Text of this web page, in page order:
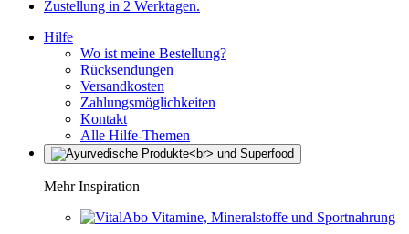
Zustellung in 2 Werktagen.
Hilfe
Wo ist meine Bestellung?
Rücksendungen
Versandkosten
Zahlungsmöglichkeiten
Kontakt
Alle Hilfe-Themen
Mehr Inspiration
Vitamine, Mineralstoffe und Sportnahrung